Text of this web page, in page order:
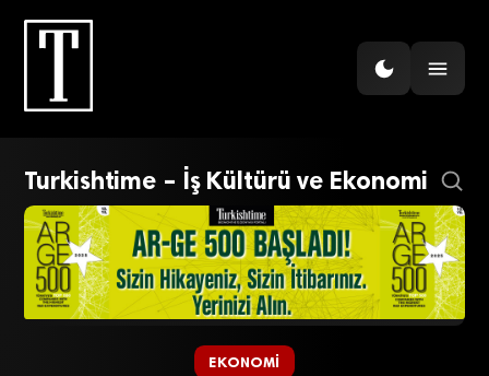
Turkishtime – İş Kültürü ve Ekonomi
EKONOMI